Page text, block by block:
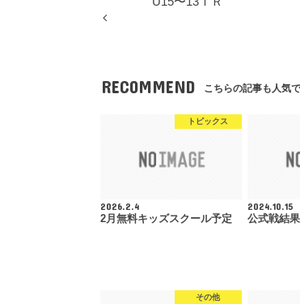
RECOMMEND こちらの記事も人気で
トピックス
2026.2.4
2月無料キッズスクール予定
2024.10.15
公式戦結果
その他